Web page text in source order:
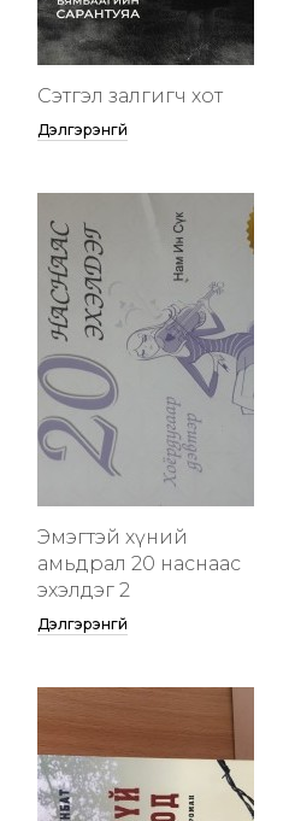
Сэтгэл залгигч хот
Дэлгэрэнгүй
Эмэгтэй хүний
амьдрал 20 наснаас
эхэлдэг 2
Дэлгэрэнгүй